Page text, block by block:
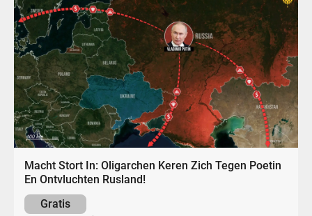
Macht Stort In: Oligarchen Keren Zich Tegen Poetin
En Ontvluchten Rusland!
Gratis